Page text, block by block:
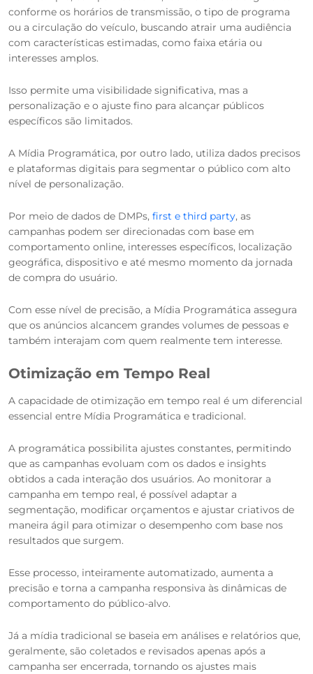
conforme os horários de transmissão, o tipo de programa
ou a circulação do veículo, buscando atrair uma audiência
com características estimadas, como faixa etária ou
interesses amplos.
Isso permite uma visibilidade significativa, mas a
personalização e o ajuste fino para alcançar públicos
específicos são limitados.
A Mídia Programática, por outro lado, utiliza dados precisos
e plataformas digitais para segmentar o público com alto
nível de personalização.
Por meio de dados de DMPs, first e third party, as
campanhas podem ser direcionadas com base em
comportamento online, interesses específicos, localização
geográfica, dispositivo e até mesmo momento da jornada
de compra do usuário.
Com esse nível de precisão, a Mídia Programática assegura
que os anúncios alcancem grandes volumes de pessoas e
também interajam com quem realmente tem interesse.
Otimização em Tempo Real
A capacidade de otimização em tempo real é um diferencial
essencial entre Mídia Programática e tradicional.
A programática possibilita ajustes constantes, permitindo
que as campanhas evoluam com os dados e insights
obtidos a cada interação dos usuários. Ao monitorar a
campanha em tempo real, é possível adaptar a
segmentação, modificar orçamentos e ajustar criativos de
maneira ágil para otimizar o desempenho com base nos
resultados que surgem.
Esse processo, inteiramente automatizado, aumenta a
precisão e torna a campanha responsiva às dinâmicas de
comportamento do público-alvo.
Já a mídia tradicional se baseia em análises e relatórios que,
geralmente, são coletados e revisados apenas após a
campanha ser encerrada, tornando os ajustes mais